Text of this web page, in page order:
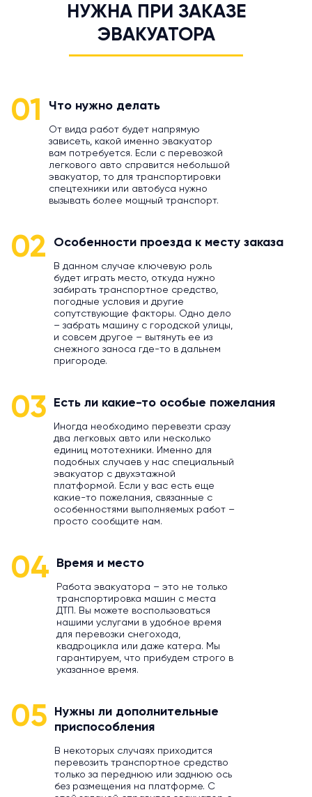
НУЖНА ПРИ ЗАКАЗЕ
ЭВАКУАТОРА
01 Что нужно делать
От вида работ будет напрямую
зависеть, какой именно эвакуатор
вам потребуется. Если с перевозкой
легкового авто справится небольшой
эвакуатор, то для транспортировки
спецтехники или автобуса нужно
вызывать более мощный транспорт.
02 Особенности проезда к месту заказа
В данном случае ключевую роль
будет играть место, откуда нужно
забирать транспортное средство,
погодные условия и другие
сопутствующие факторы. Одно дело
– забрать машину с городской улицы,
и совсем другое – вытянуть ее из
снежного заноса где-то в дальнем
пригороде.
03 Есть ли какие-то особые пожелания
Иногда необходимо перевезти сразу
два легковых авто или несколько
единиц мототехники. Именно для
подобных случаев у нас специальный
эвакуатор с двухэтажной
платформой. Если у вас есть еще
какие-то пожелания, связанные с
особенностями выполняемых работ –
просто сообщите нам.
04 Время и место
Работа эвакуатора – это не только
транспортировка машин с места
ДТП. Вы можете воспользоваться
нашими услугами в удобное время
для перевозки снегохода,
квадроцикла или даже катера. Мы
гарантируем, что прибудем строго в
указанное время.
05
Нужны ли дополнительные
приспособления
В некоторых случаях приходится
перевозить транспортное средство
только за переднюю или заднюю ось
без размещения на платформе. С